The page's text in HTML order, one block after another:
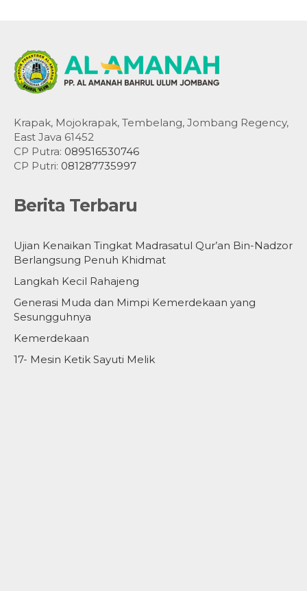
Krapak, Mojokrapak, Tembelang, Jombang Regency,
East Java 61452
CP Putra: 089516530746
CP Putri: 081287735997
Berita Terbaru
Ujian Kenaikan Tingkat Madrasatul Qur’an Bin-Nadzor
Berlangsung Penuh Khidmat
Langkah Kecil Rahajeng
Generasi Muda dan Mimpi Kemerdekaan yang
Sesungguhnya
Kemerdekaan
17- Mesin Ketik Sayuti Melik